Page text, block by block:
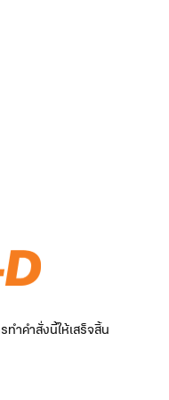
ำคำสั่งนี้ให้เสร็จสิ้น